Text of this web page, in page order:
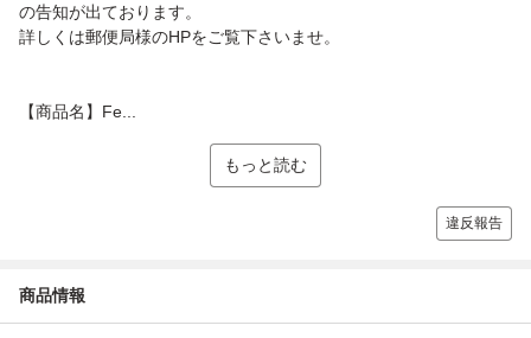
の告知が出ております。
詳しくは郵便局様のHPをご覧下さいませ。
【商品名】Fe...
もっと読む
違反報告
商品情報